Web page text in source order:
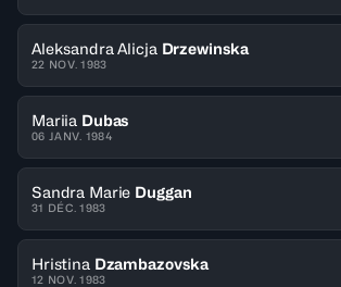
Aleksandra Alicja Drzewinska
22 NOV. 1983
Mariia Dubas
06 JANV. 1984
Sandra Marie Duggan
31 DÉC. 1983
Hristina Dzambazovska
12 NOV. 1983